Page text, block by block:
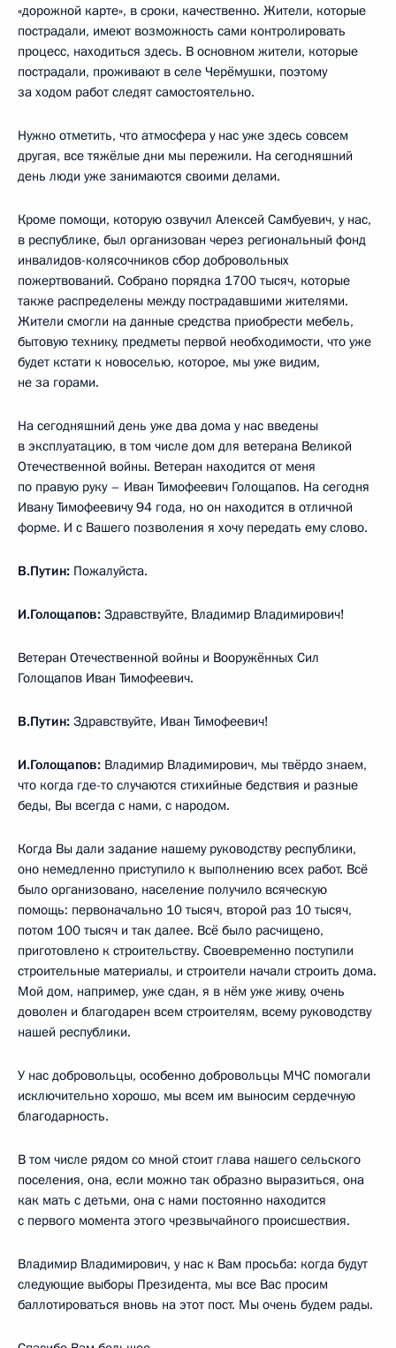
«дорожной карте», в сроки, качественно. Жители, которые
пострадали, имеют возможность сами контролировать
процесс, находиться здесь. В основном жители, которые
пострадали, проживают в селе Черёмушки, поэтому
за ходом работ следят самостоятельно.
Нужно отметить, что атмосфера у нас уже здесь совсем
другая, все тяжёлые дни мы пережили. На сегодняшний
день люди уже занимаются своими делами.
Кроме помощи, которую озвучил Алексей Самбуевич, у нас,
в республике, был организован через региональный фонд
инвалидов-колясочников сбор добровольных
пожертвований. Собрано порядка 1700 тысяч, которые
также распределены между пострадавшими жителями.
Жители смогли на данные средства приобрести мебель,
бытовую технику, предметы первой необходимости, что уже
будет кстати к новоселью, которое, мы уже видим,
не за горами.
На сегодняшний день уже два дома у нас введены
в эксплуатацию, в том числе дом для ветерана Великой
Отечественной войны. Ветеран находится от меня
по правую руку – Иван Тимофеевич Голощапов. На сегодня
Ивану Тимофеевичу 94 года, но он находится в отличной
форме. И с Вашего позволения я хочу передать ему слово.
В.Путин: Пожалуйста.
И.Голощапов: Здравствуйте, Владимир Владимирович!
Ветеран Отечественной войны и Вооружённых Сил
Голощапов Иван Тимофеевич.
В.Путин: Здравствуйте, Иван Тимофеевич!
И.Голощапов: Владимир Владимирович, мы твёрдо знаем,
что когда где-то случаются стихийные бедствия и разные
беды, Вы всегда с нами, с народом.
Когда Вы дали задание нашему руководству республики,
оно немедленно приступило к выполнению всех работ. Всё
было организовано, население получило всяческую
помощь: первоначально 10 тысяч, второй раз 10 тысяч,
потом 100 тысяч и так далее. Всё было расчищено,
приготовлено к строительству. Своевременно поступили
строительные материалы, и строители начали строить дома.
Мой дом, например, уже сдан, я в нём уже живу, очень
доволен и благодарен всем строителям, всему руководству
нашей республики.
У нас добровольцы, особенно добровольцы МЧС помогали
исключительно хорошо, мы всем им выносим сердечную
благодарность.
В том числе рядом со мной стоит глава нашего сельского
поселения, она, если можно так образно выразиться, она
как мать с детьми, она с нами постоянно находится
с первого момента этого чрезвычайного происшествия.
Владимир Владимирович, у нас к Вам просьба: когда будут
следующие выборы Президента, мы все Вас просим
баллотироваться вновь на этот пост. Мы очень будем рады.